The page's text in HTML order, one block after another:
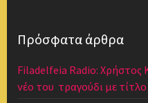
Πρόσφατα άρθρα
Filadelfeia Radio: Χρήστος
νέο του τραγούδι με